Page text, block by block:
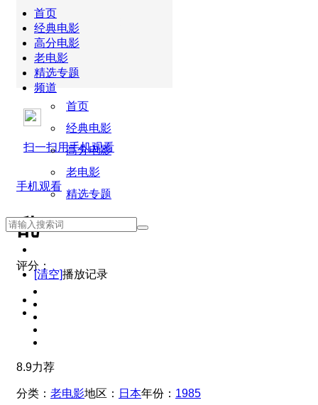
首页
经典电影
高分电影
老电影
精选专题
频道
首页
经典电影
高分电影
老电影
精选专题
[清空]播放记录
扫一扫用手机观看
手机观看
乱
评分：
8.9力荐
分类： 老电影地区： 日本年份： 1985